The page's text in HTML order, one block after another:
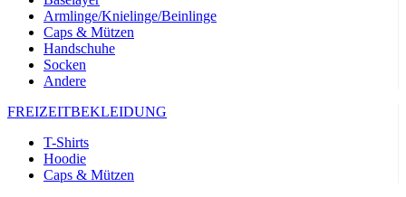
Armlinge/Knielinge/Beinlinge
Caps & Mützen
Handschuhe
Socken
Andere
FREIZEITBEKLEIDUNG
T-Shirts
Hoodie
Caps & Mützen